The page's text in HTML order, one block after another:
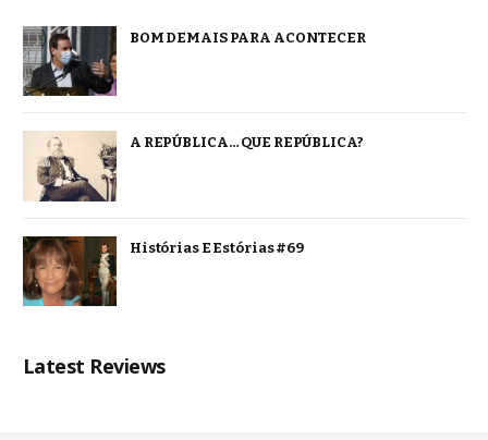
BOM DEMAIS PARA ACONTECER
A REPÚBLICA… QUE REPÚBLICA?
Histórias E Estórias #69
Latest Reviews